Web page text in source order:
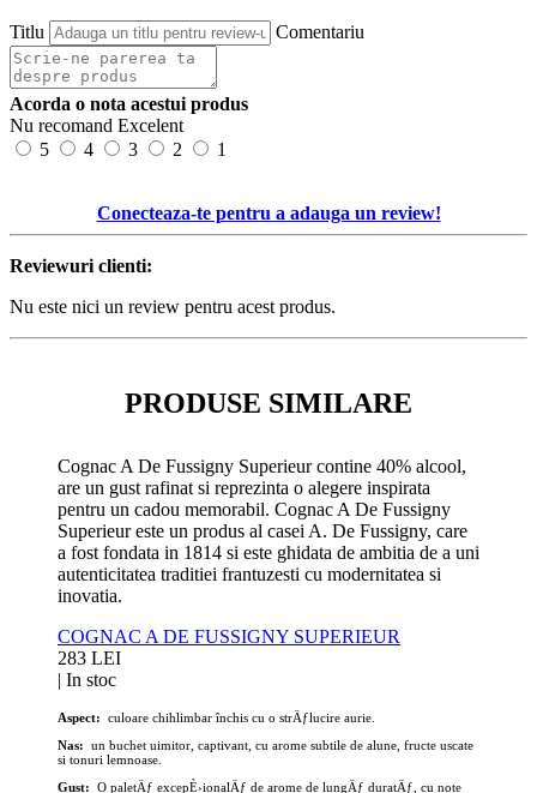
Titlu Comentariu
Acorda o nota acestui produs
Nu recomand Excelent
5
4 3 2 1
Conecteaza-te pentru a adauga un review!
Reviewuri clienti:
Nu este nici un review pentru acest produs.
PRODUSE SIMILARE
Cognac A De Fussigny Superieur contine 40% alcool,
are un gust rafinat si reprezinta o alegere inspirata
pentru un cadou memorabil. Cognac A De Fussigny
Superieur este un produs al casei A. De Fussigny, care
a fost fondata in 1814 si este ghidata de ambitia de a uni
autenticitatea traditiei frantuzesti cu modernitatea si
inovatia.
COGNAC A DE FUSSIGNY SUPERIEUR
283 LEI
| In stoc
Aspect: culoare chihlimbar închis cu o strÄƒlucire aurie.
Nas: un buchet uimitor, captivant, cu arome subtile de alune, fructe uscate
si tonuri lemnoase.
Gust: O paletÄƒ excepÈ›ionalÄƒ de arome de lungÄƒ duratÄƒ, cu note